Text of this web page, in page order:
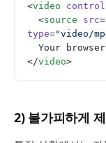
<video
  <
source src=
type="video/
Your
</video>
2) 불가피하게